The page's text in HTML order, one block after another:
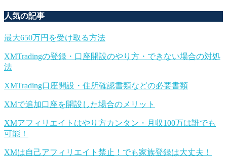
人気の記事
最大650万円を受け取る方法
XMTradingの登録・口座開設のやり方・できない場合の対処
法
XMTrading口座開設・住所確認書類などの必要書類
XMで追加口座を開設した場合のメリット
XMアフィリエイトはやり方カンタン・月収100万は誰でも
可能！
XMは自己アフィリエイト禁止！でも家族登録は大丈夫！